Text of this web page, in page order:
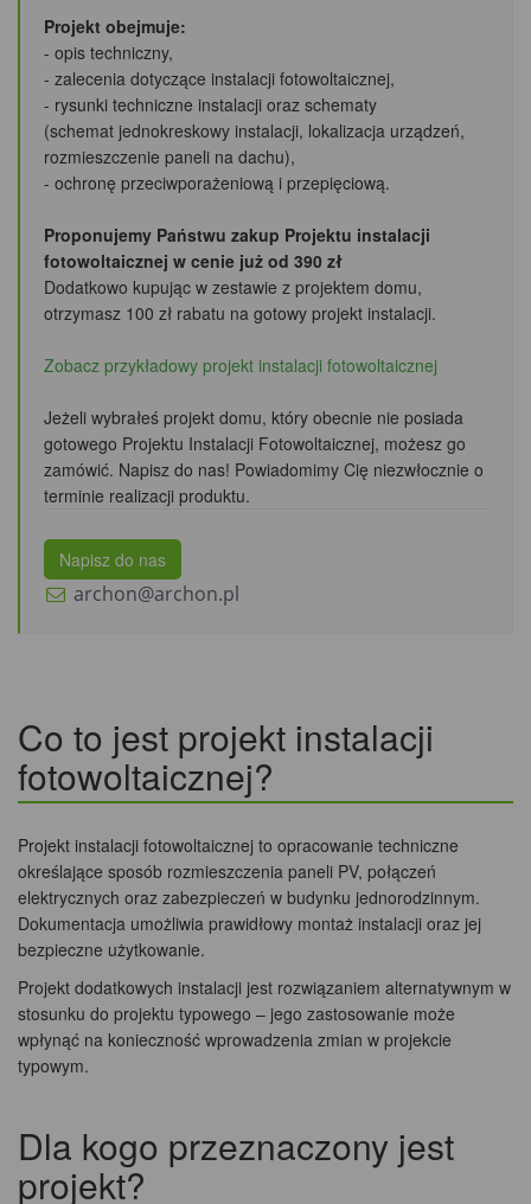
Projekt obejmuje:
- opis techniczny,
- zalecenia dotyczące instalacji fotowoltaicznej,
- rysunki techniczne instalacji oraz schematy
(schemat jednokreskowy instalacji, lokalizacja urządzeń,
rozmieszczenie paneli na dachu),
- ochronę przeciwporażeniową i przepięciową.
Proponujemy Państwu zakup Projektu instalacji
fotowoltaicznej w cenie już od 390 zł
Dodatkowo kupując w zestawie z projektem domu,
otrzymasz 100 zł rabatu na gotowy projekt instalacji.
Zobacz przykładowy projekt instalacji fotowoltaicznej
Jeżeli wybrałeś projekt domu, który obecnie nie posiada
gotowego Projektu Instalacji Fotowoltaicznej, możesz go
zamówić. Napisz do nas! Powiadomimy Cię niezwłocznie o
terminie realizacji produktu.
Napisz do nas
archon@archon.pl
Co to jest projekt instalacji
fotowoltaicznej?
Projekt instalacji fotowoltaicznej to opracowanie techniczne
określające sposób rozmieszczenia paneli PV, połączeń
elektrycznych oraz zabezpieczeń w budynku jednorodzinnym.
Dokumentacja umożliwia prawidłowy montaż instalacji oraz jej
bezpieczne użytkowanie.
Projekt dodatkowych instalacji jest rozwiązaniem alternatywnym w
stosunku do projektu typowego – jego zastosowanie może
wpłynąć na konieczność wprowadzenia zmian w projekcie
typowym.
Dla kogo przeznaczony jest
projekt?